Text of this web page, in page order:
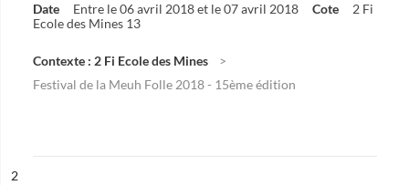
Date Entre le 06 avril 2018 et le 07 avril 2018 Cote
2 Fi
Ecole des Mines 13
Contexte : 2 Fi Ecole des Mines
Festival de la Meuh Folle 2018 - 15ème édition
n°
2